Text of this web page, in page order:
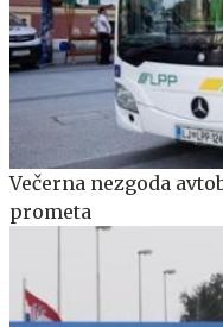
Večerna nezgoda
prometa